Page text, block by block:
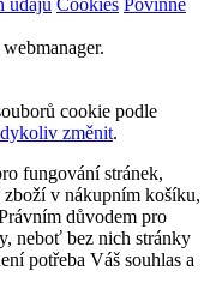
cookie podle
změnit.
fungování stránek,
v nákupním košíku,
důvodem pro
neboť bez nich stránky
potřeba Váš souhlas a